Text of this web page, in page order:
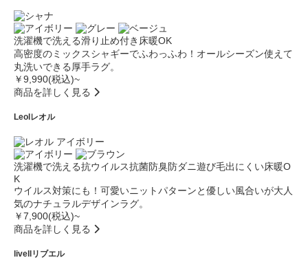
洗濯機で洗える滑り止め付き 床暖OK
高密度のミックスシャギーでふわっふわ！オールシーズン使えて
丸洗いできる厚手ラグ。
￥9,990(税込)~
商品を詳しく見る
Leol レオル
洗濯機で洗える抗ウイルス抗菌防臭防ダニ遊び毛出にくい床暖O
K
ウイルス対策にも！可愛いニットパターンと優しい風合いが大人
気のナチュラルデザインラグ。
￥7,900(税込)~
商品を詳しく見る
livellリブエル